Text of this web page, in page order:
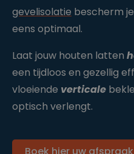
gevelisolatie bescherm
eens optimaal.
Laat jouw houten latten
een tijdloos en gezellig
vloeiende verticale
optisch verlengt.